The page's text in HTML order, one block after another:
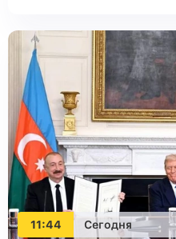
11:44 Сегодня